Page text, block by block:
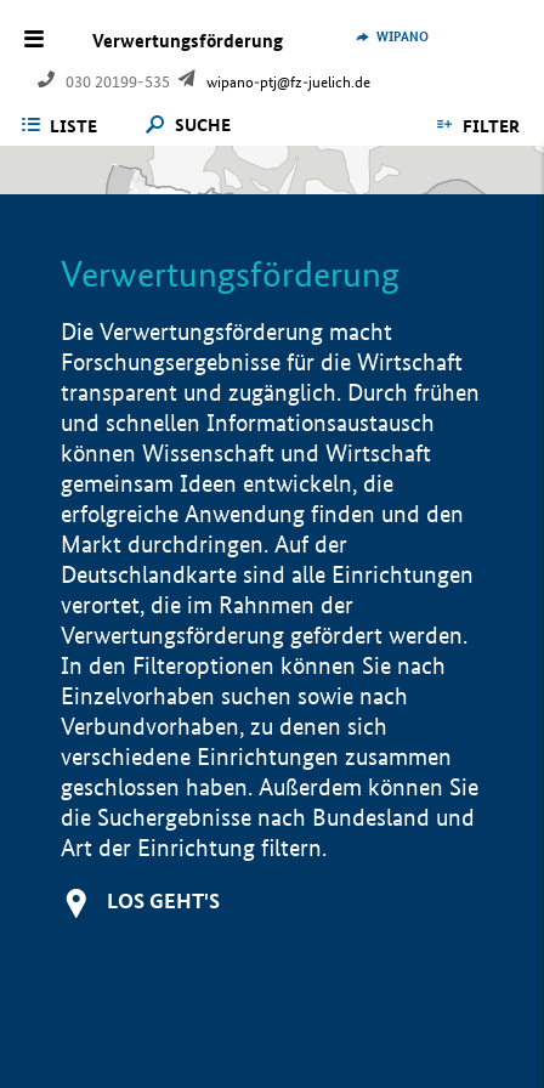
Verwertungsförderung
030 20199-535 wipano-ptj@fz-juelich.de
WIPANO
LISTE SUCHE FILTER
Verwertungsförderung
Die Verwertungsförderung macht
Forschungsergebnisse für die Wirtschaft
transparent und zugänglich. Durch frühen
und schnellen Informationsaustausch
können Wissenschaft und Wirtschaft
gemeinsam Ideen entwickeln, die
erfolgreiche Anwendung finden und den
Markt durchdringen. Auf der
Deutschlandkarte sind alle Einrichtungen
verortet, die im Rahnmen der
Verwertungsförderung gefördert werden.
In den Filteroptionen können Sie nach
Einzelvorhaben suchen sowie nach
Verbundvorhaben, zu denen sich
verschiedene Einrichtungen zusammen
geschlossen haben. Außerdem können Sie
die Suchergebnisse nach Bundesland und
Art der Einrichtung filtern.
LOS GEHT'S